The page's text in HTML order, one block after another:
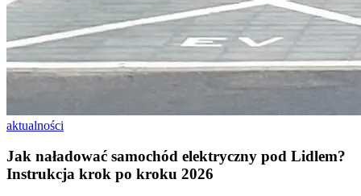
aktualności
Jak naładować samochód elektryczny pod Lidlem?
Instrukcja krok po kroku 2026